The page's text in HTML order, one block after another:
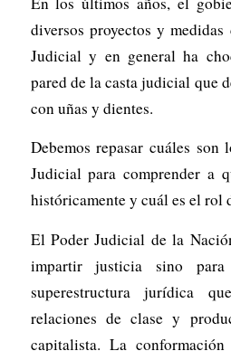
diversos proyectos y
Judicial y en general ha
pared de la casta judicial que
con uñas y dientes.
Debemos repasar cuáles son
Judicial para comprender a
históricamente y cuál es el rol
El Poder Judicial de la
impartir justicia sino
superestructura jurídica
relaciones de clase y
capitalista. La